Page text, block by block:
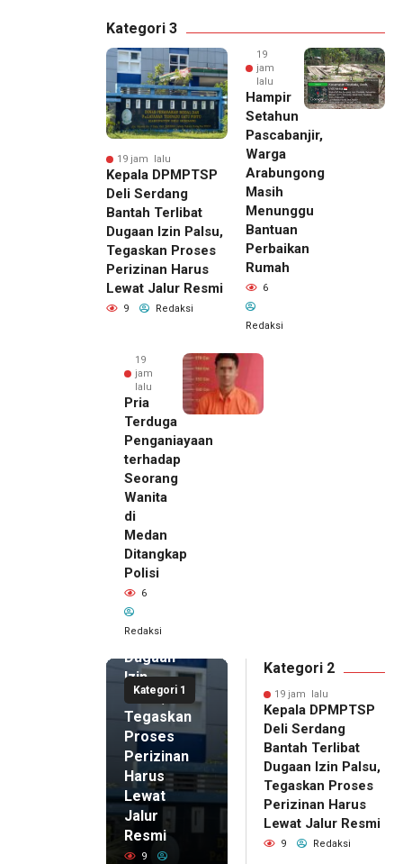
Kategori 3
19 jam lalu
Kepala DPMPTSP
Deli Serdang
Bantah Terlibat
Dugaan Izin Palsu,
Tegaskan Proses
Perizinan Harus
Lewat Jalur Resmi
9 Redaksi
19
jam
lalu
Hampir
Setahun
Pascabanjir,
Warga
Arabungong
Masih
Menunggu
Bantuan
Perbaikan
Rumah
6
Redaksi
19
jam
lalu
Pria
Terduga
Penganiayaan
terhadap
Seorang
Wanita
di
Medan
Ditangkap
Polisi
6
Redaksi
Kategori 1
19 jam lalu
Kepala
DPMPTSP
Deli
Serdang
Bantah
Terlibat
Dugaan
Izin
Palsu,
Tegaskan
Proses
Perizinan
Harus
Lewat
Jalur
Resmi
9
Kategori 2
19 jam lalu
Kepala DPMPTSP
Deli Serdang
Bantah Terlibat
Dugaan Izin Palsu,
Tegaskan Proses
Perizinan Harus
Lewat Jalur Resmi
9 Redaksi